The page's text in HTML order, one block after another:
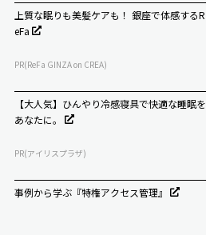
上質な眠りも美髪ケアも！ 銀座で体感するR
eFa
PR(ReFa GINZA on CREA)
【大人気】ひんやり冷感寝具で快適な睡眠を
あなたに。
PR(アイリスプラザ)
事例から学ぶ『特権アクセス管理』